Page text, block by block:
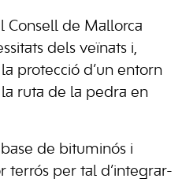
Consell de Mallorca
dels veïnats i,
protecció d’un entorn
ruta de la pedra en
de bituminós i
terrós per tal d’integrar-